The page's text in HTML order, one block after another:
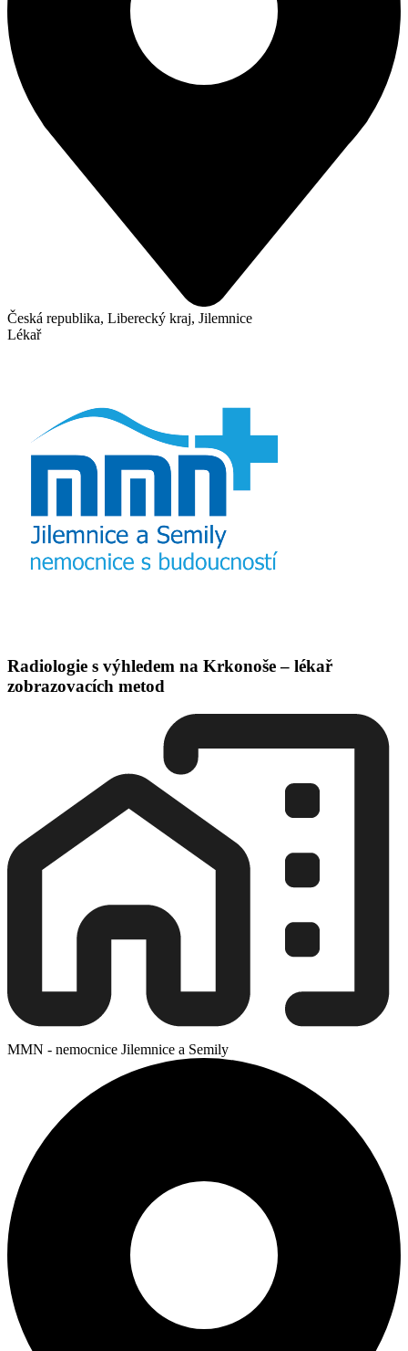
Česká republika, Liberecký kraj, Jilemnice
Lékař
Radiologie s výhledem na Krkonoše – lékař
zobrazovacích metod
MMN - nemocnice Jilemnice a Semily